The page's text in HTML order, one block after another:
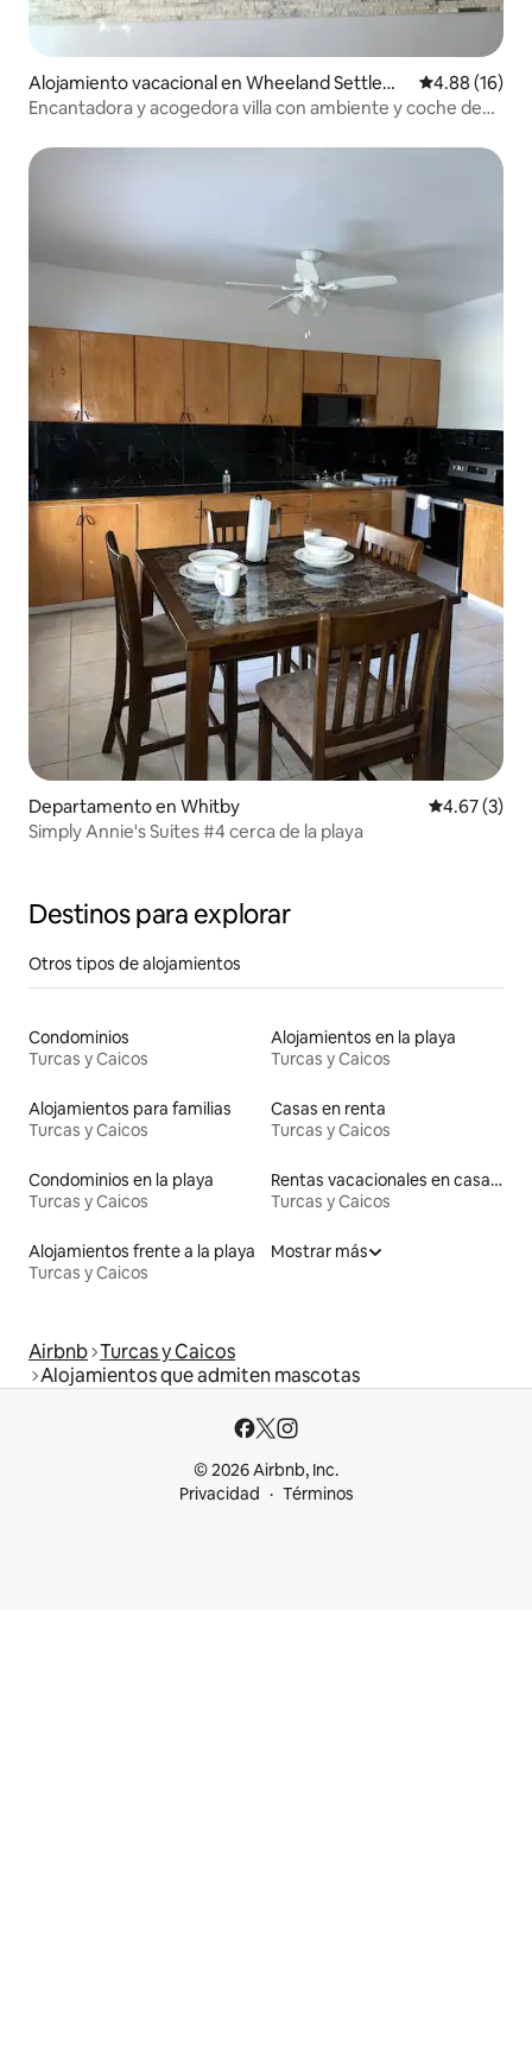
Alojamiento vacacional en Wheeland Settleme
nt
Calificación
4.88 (16)
Encantadora y acogedora villa con ambiente y coche de
Departamento en Whitby Calificación
4.67 (3)
Simply Annie's Suites #4 cerca de la playa
Destinos para explorar
Otros tipos de alojamientos
Condominios
Turcas y Caicos
Alojamientos en la playa
Turcas y Caicos
Alojamientos para familias
Turcas y Caicos
Casas en renta
Turcas y Caicos
Condominios en la playa
Turcas y Caicos
Rentas vacacionales en casas adosadas
Turcas y Caicos
Alojamientos frente a la playa
Turcas y Caicos
Mostrar más
Airbnb Turcas y Caicos
Alojamientos que admiten mascotas
© 2026 Airbnb, Inc.
Privacidad
Términos